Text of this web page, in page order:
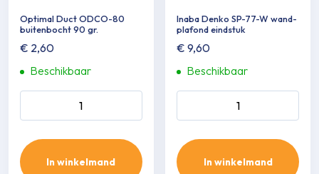
Optimal Duct ODCO-80
buitenbocht 90 gr.
€ 2,60
Beschikbaar
Optimal Duct ODCO-80
buitenbocht 90 gr. aantal
In winkelmand
Inaba Denko SP-77-W wand-
plafond eindstuk
€ 9,60
Beschikbaar
Inaba Denko SP-77-W wand-
plafond eindstuk aantal
In winkelmand